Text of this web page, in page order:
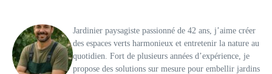
Jardinier paysagiste passionné de 42 ans, j’aime créer
des espaces verts harmonieux et entretenir la nature au
quotidien. Fort de plusieurs années d’expérience, je
propose des solutions sur mesure pour embellir jardins